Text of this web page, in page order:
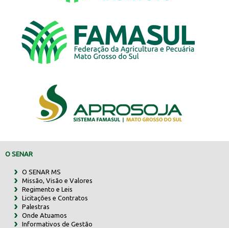
O SENAR
O SENAR MS
Missão, Visão e Valores
Regimento e Leis
Licitações e Contratos
Palestras
Onde Atuamos
Informativos de Gestão